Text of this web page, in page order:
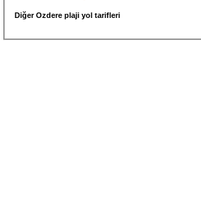
Diğer Ozdere plaji yol tarifleri